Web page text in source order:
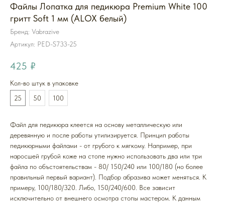
Файлы Лопатка для педикюра Premium White 100
гритт Soft 1 мм (ALOX белый)
Бренд: Vabrazive
Артикул: PED-S733-25
425 ₽
Кол-во штук в упаковке
25
50 100
Файл для педикюра клеется на основу металлическую или
деревянную и после работы утилизируется. Принцип работы
педикюрными файлами - от грубого к мягкому. Например, при
наросшей грубой коже на стопе нужно использовать два или три
файла по объстоятельствам - 80/ 150/240 или 100/180 (но более
правильный первый вариант). Подбор абразива может меняться. К
примеру, 100/180/320. Либо, 150/240/600. Все зависит
исключительно от внешнего осмотра стопы мастером. К данным